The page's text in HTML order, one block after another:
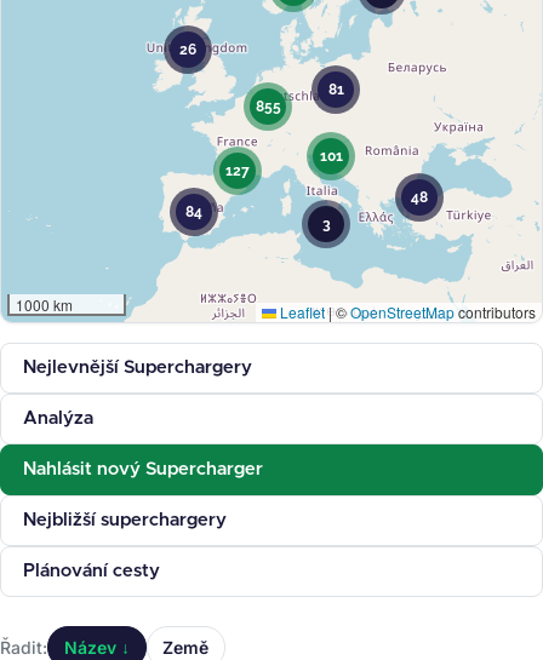
3
101
48
81
84
127
26
855
1000 km Leaflet|©OpenStreetMapcontributors
Nejlevnější Superchargery
Analýza
Nahlásit nový Supercharger
Nejbližší superchargery
Plánování cesty
Řadit: Název ↓ Země